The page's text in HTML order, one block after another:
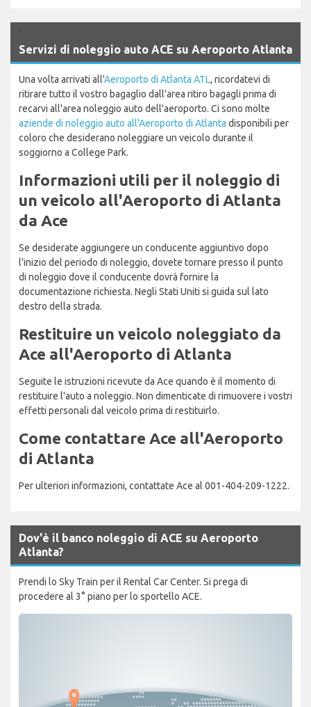
Servizi di noleggio auto ACE su Aeroporto Atlanta
Una volta arrivati all'Aeroporto di Atlanta ATL, ricordatevi di
ritirare tutto il vostro bagaglio dall'area ritiro bagagli prima di
recarvi all'area noleggio auto dell'aeroporto. Ci sono molte
aziende di noleggio auto all'Aeroporto di Atlanta disponibili per
coloro che desiderano noleggiare un veicolo durante il
soggiorno a College Park.
Informazioni utili per il noleggio di
un veicolo all'Aeroporto di Atlanta
da Ace
Se desiderate aggiungere un conducente aggiuntivo dopo
l'inizio del periodo di noleggio, dovete tornare presso il punto
di noleggio dove il conducente dovrà fornire la
documentazione richiesta. Negli Stati Uniti si guida sul lato
destro della strada.
Restituire un veicolo noleggiato da
Ace all'Aeroporto di Atlanta
Seguite le istruzioni ricevute da Ace quando è il momento di
restituire l'auto a noleggio. Non dimenticate di rimuovere i vostri
effetti personali dal veicolo prima di restituirlo.
Come contattare Ace all'Aeroporto
di Atlanta
Per ulteriori informazioni, contattate Ace al 001-404-209-1222.
Dov'è il banco noleggio di ACE su Aeroporto
Atlanta?
Prendi lo Sky Train per il Rental Car Center. Si prega di
procedere al 3° piano per lo sportello ACE.